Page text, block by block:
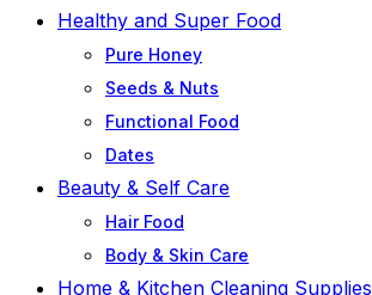
Healthy and Super Food
Pure Honey
Seeds & Nuts
Functional Food
Dates
Beauty & Self Care
Hair Food
Body & Skin Care
Home & Kitchen Cleaning Supplies